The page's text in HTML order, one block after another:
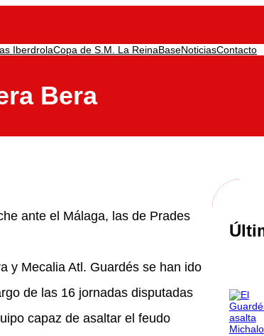
IberdrolaCopa de S.M. La ReinaBaseNoticiasContacto
Bera
ante el Málaga, las de Prades
y Mecalia Atl. Guardés se han ido
de las 16 jornadas disputadas
capaz de asaltar el feudo